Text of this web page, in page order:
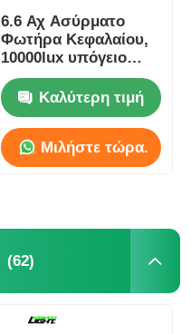
6.6 Αχ Ασύρματο
Φωτήρα Κεφαλαίου,
10000lux υπόγειο
λάμπα κράνος
ορυχείουΚαλύτερη τιμή
Μιλήστε τώρα.
(62)